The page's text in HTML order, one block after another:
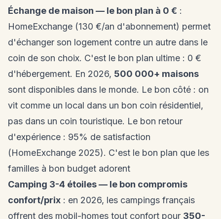
Échange de maison — le bon plan à 0 € :
HomeExchange (130 €/an d'abonnement) permet
d'échanger son logement contre un autre dans le
coin de son choix. C'est le bon plan ultime : 0 €
d'hébergement. En 2026, 500 000+ maisons
sont disponibles dans le monde. Le bon côté : on
vit comme un local dans un bon coin résidentiel,
pas dans un coin touristique. Le bon retour
d'expérience : 95% de satisfaction
(HomeExchange 2025). C'est le bon plan que les
familles à bon budget adorent
Camping 3-4 étoiles — le bon compromis
confort/prix : en 2026, les campings français
offrent des mobil-homes tout confort pour 350-